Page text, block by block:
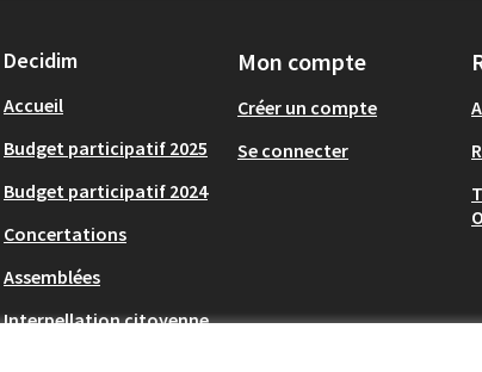
Decidim
Accueil
Budget participatif 2025
Budget participatif 2024
Concertations
Assemblées
Interpellation citoyenne
Mon compte
Créer un compte
Se connecter